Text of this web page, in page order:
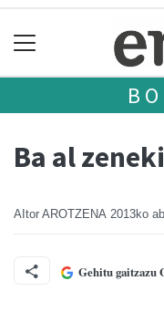
Ba al
AItor AROTZENA 2013ko
Gehitu gaitzazu